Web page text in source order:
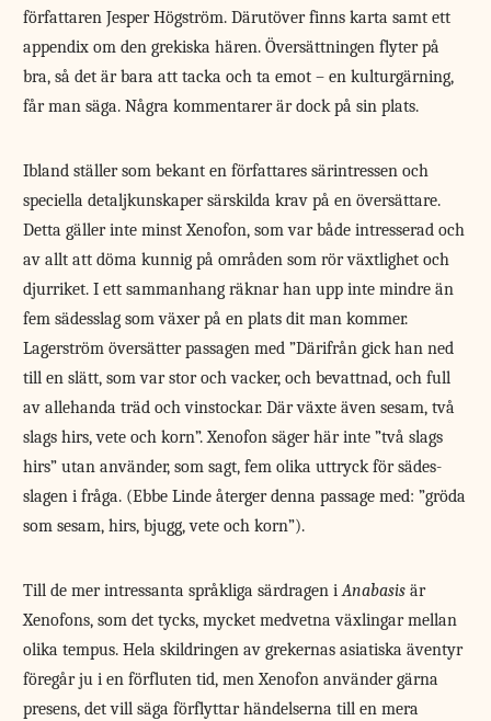
författaren Jesper Högström. Därutöver finns karta samt ett
appendix om den grekiska hären. Översättningen flyter på
bra, så det är bara att tacka och ta emot – en kulturgärning,
får man säga. Några kommentarer är dock på sin plats.
Ibland ställer som bekant en författares särintressen och
speciella detaljkunskaper särskilda krav på en översättare.
Detta gäller inte minst Xenofon, som var både intresserad och
av allt att döma kunnig på områden som rör växtlighet och
djurriket. I ett sammanhang räknar han upp inte mindre än
fem sädesslag som växer på en plats dit man kommer.
Lagerström översätter passagen med ”Därifrån gick han ned
till en slätt, som var stor och vacker, och bevattnad, och full
av allehanda träd och vinstockar. Där växte även sesam, två
slags hirs, vete och korn”. Xenofon säger här inte ”två slags
hirs” utan använder, som sagt, fem olika uttryck för sädes­
slagen i fråga. (Ebbe Linde återger denna passage med: ”gröda
som sesam, hirs, bjugg, vete och korn”).
Till de mer intressanta språkliga särdragen iAnabasis är
Xenofons, som det tycks, mycket medvetna växlingar mellan
olika tempus. Hela skildringen av grekernas asiatiska äventyr
föregår ju i en förfluten tid, men Xenofon använder gärna
presens, det vill säga förflyttar händelserna till en mera